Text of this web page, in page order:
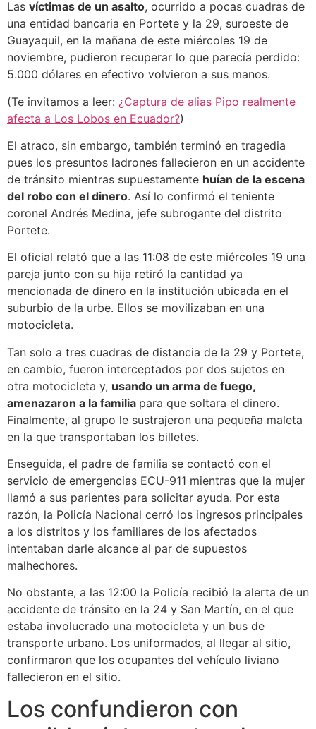
Las víctimas de un asalto, ocurrido a pocas cuadras de
una entidad bancaria en Portete y la 29, suroeste de
Guayaquil, en la mañana de este miércoles 19 de
noviembre, pudieron recuperar lo que parecía perdido:
5.000 dólares en efectivo volvieron a sus manos.
(Te invitamos a leer: ¿Captura de alias Pipo realmente
afecta a Los Lobos en Ecuador?)
El atraco, sin embargo, también terminó en tragedia
pues los presuntos ladrones fallecieron en un accidente
de tránsito mientras supuestamente huían de la escena
del robo con el dinero. Así lo confirmó el teniente
coronel Andrés Medina, jefe subrogante del distrito
Portete.
El oficial relató que a las 11:08 de este miércoles 19 una
pareja junto con su hija retiró la cantidad ya
mencionada de dinero en la institución ubicada en el
suburbio de la urbe. Ellos se movilizaban en una
motocicleta.
Tan solo a tres cuadras de distancia de la 29 y Portete,
en cambio, fueron interceptados por dos sujetos en
otra motocicleta y, usando un arma de fuego,
amenazaron a la familia para que soltara el dinero.
Finalmente, al grupo le sustrajeron una pequeña maleta
en la que transportaban los billetes.
Enseguida, el padre de familia se contactó con el
servicio de emergencias ECU-911 mientras que la mujer
llamó a sus parientes para solicitar ayuda. Por esta
razón, la Policía Nacional cerró los ingresos principales
a los distritos y los familiares de los afectados
intentaban darle alcance al par de supuestos
malhechores.
No obstante, a las 12:00 la Policía recibió la alerta de un
accidente de tránsito en la 24 y San Martín, en el que
estaba involucrado una motocicleta y un bus de
transporte urbano. Los uniformados, al llegar al sitio,
confirmaron que los ocupantes del vehículo liviano
fallecieron en el sitio.
Los confundieron con